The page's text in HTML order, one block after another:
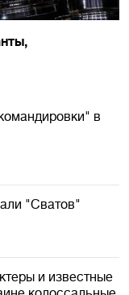
в
"Сватов"
и известные